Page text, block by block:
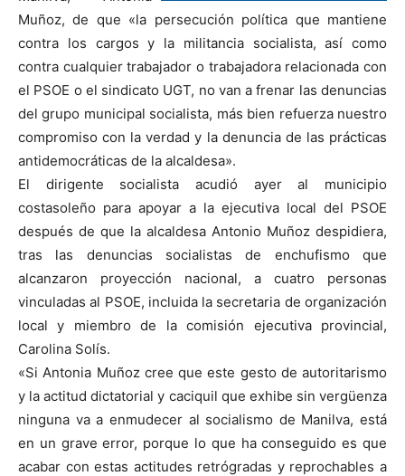
Muñoz, de que «la persecución política que mantiene
contra los cargos y la militancia socialista, así como
contra cualquier trabajador o trabajadora relacionada con
el PSOE o el sindicato UGT, no van a frenar las denuncias
del grupo municipal socialista, más bien refuerza nuestro
compromiso con la verdad y la denuncia de las prácticas
antidemocráticas de la alcaldesa».
El dirigente socialista acudió ayer al municipio
costasoleño para apoyar a la ejecutiva local del PSOE
después de que la alcaldesa Antonio Muñoz despidiera,
tras las denuncias socialistas de enchufismo que
alcanzaron proyección nacional, a cuatro personas
vinculadas al PSOE, incluida la secretaria de organización
local y miembro de la comisión ejecutiva provincial,
Carolina Solís.
«Si Antonia Muñoz cree que este gesto de autoritarismo
y la actitud dictatorial y caciquil que exhibe sin vergüenza
ninguna va a enmudecer al socialismo de Manilva, está
en un grave error, porque lo que ha conseguido es que
acabar con estas actitudes retrógradas y reprochables a